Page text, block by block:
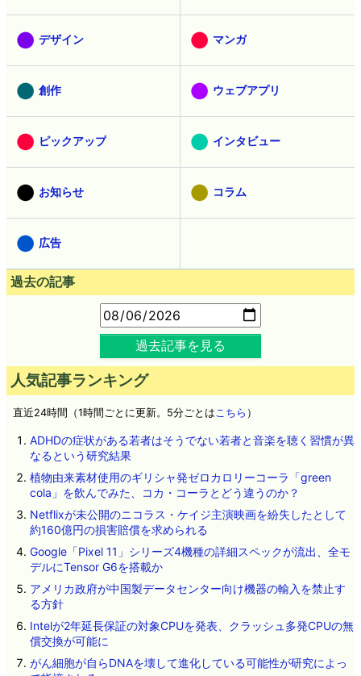
デザイン マンガ
創作 ウェブアプリ
ピックアップ インタビュー
お知らせ コラム
広告
過去の記事
過去記事を見る
人気記事ランキング
直近24時間（1時間ごとに更新。5分ごとは こちら ）
ADHDの症状がある若者はそうでない若者と音楽を聴く習慣が異
なるという研究結果
植物由来素材使用のギリシャ発ゼロカロリーコーラ「green
cola」を飲んでみた、コカ・コーラとどう違うのか？
Netflixが未公開のニコラス・ケイジ主演映画を紛失したとして
約160億円の損害賠償を求められる
Google「Pixel 11」シリーズ4機種の詳細スペックが流出、全モ
デルにTensor G6を搭載か
アメリカ政府が中国製データセンター向け機器の輸入を禁止す
る方針
Intelが2年延長保証の対象CPUを発表、クラッシュ多発CPUの無
償交換が可能に
がん細胞が自らDNAを壊して進化している可能性が研究によっ